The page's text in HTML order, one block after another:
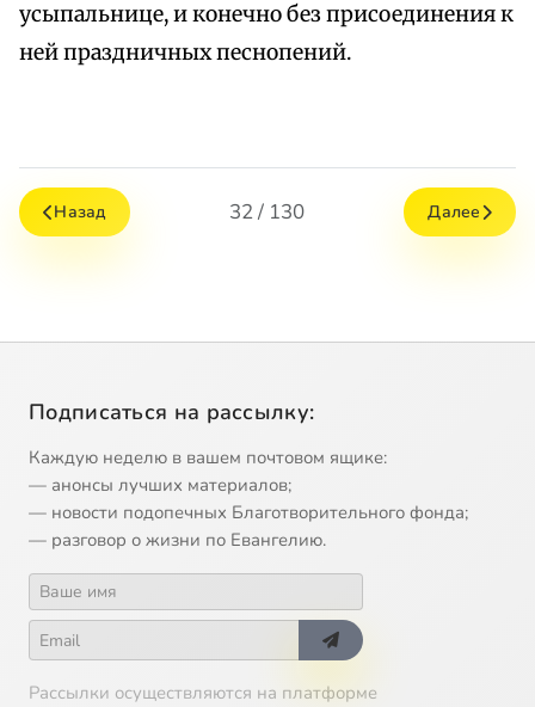
усыпальнице, и конечно без присоединения к
ней праздничных песнопений.
Назад 32 / 130 Далее
Подписаться на рассылку:
Каждую неделю в вашем почтовом ящике:
— анонсы лучших материалов;
— новости подопечных Благотворительного фонда;
— разговор о жизни по Евангелию.
Рассылки осуществляются на платформе